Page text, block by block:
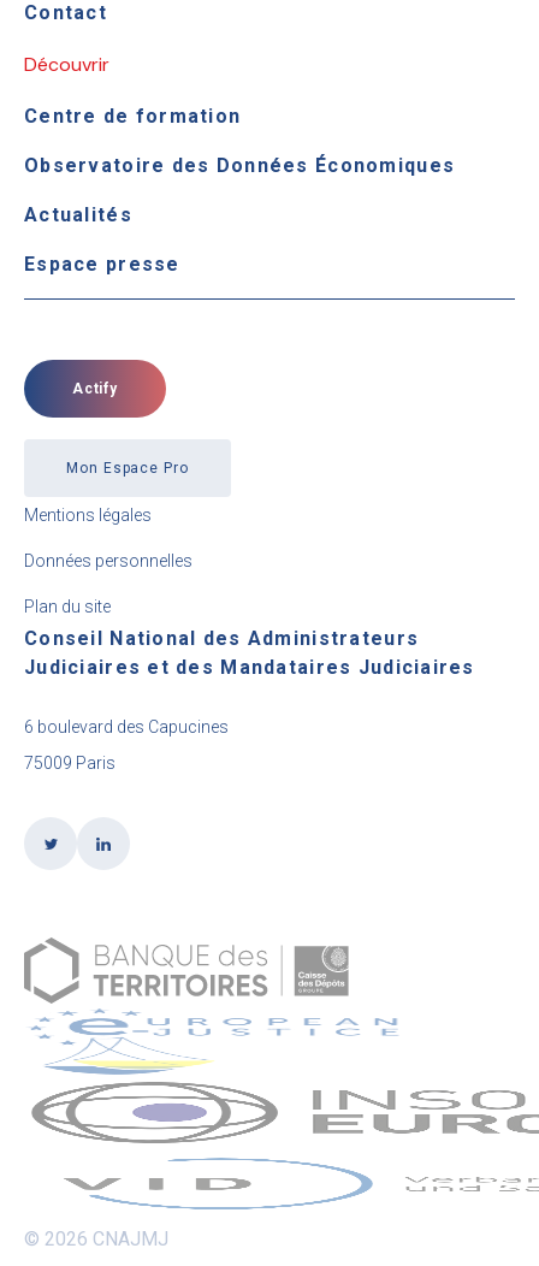
Contact
Découvrir
Centre de formation
Observatoire des Données Économiques
Actualités
Espace presse
Actify
Mon Espace Pro
Mentions légales
Données personnelles
Plan du site
Conseil National des Administrateurs
Judiciaires et des Mandataires Judiciaires
6 boulevard des Capucines
75009 Paris
© 2026 CNAJMJ